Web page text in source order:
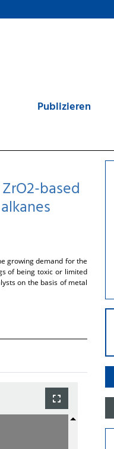
Publizieren
based
growing demand for the
of being toxic or limited
on the basis of metal